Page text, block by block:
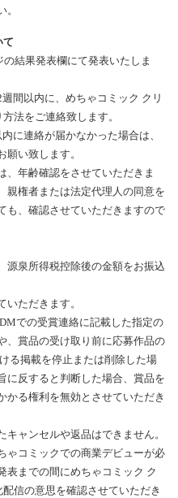
。
て
結果発表欄にて発表いたしま
間以内に、めちゃコミック クリ
法をご連絡致します。
に連絡が届かなかった場合は、
願い致します。
、年齢確認をさせていただきま
親権者または法定代理人の同意を
も、確認させていただきますので
源泉所得税控除後の金額をお振込
いただきます。
での受賞連絡に記載した指定の
、賞品の受け取り前に応募作品の
る掲載を停止または削除した場
に反すると判断した場合、賞品を
かる権利を無効とさせていただき
キャンセルや返品はできません。
ゃコミックでの商業デビューが必
表までの間にめちゃコミック ク
信の意思を確認させていただき